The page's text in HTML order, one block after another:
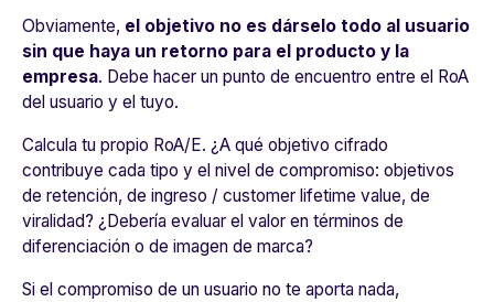
Obviamente, el objetivo no es dárselo todo al usuario
sin que haya un retorno para el producto y la
empresa. Debe hacer un punto de encuentro entre el RoA
del usuario y el tuyo.
Calcula tu propio RoA/E. ¿A qué objetivo cifrado
contribuye cada tipo y el nivel de compromiso: objetivos
de retención, de ingreso / customer lifetime value, de
viralidad? ¿Debería evaluar el valor en términos de
diferenciación o de imagen de marca?
Si el compromiso de un usuario no te aporta nada,